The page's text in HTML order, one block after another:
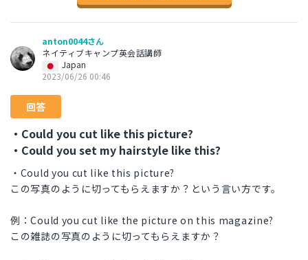
anton0044さん
ネイティブキャンプ英会話講師
Japan
2023/06/26 00:46
回答
・Could you cut like this picture?
・Could you set my hairstyle like this?
・Could you cut like this picture?
この写真のように切ってもらえますか？という言い方です。
例：Could you cut like the picture on this magazine?
この雑誌の写真のように切ってもらえますか？